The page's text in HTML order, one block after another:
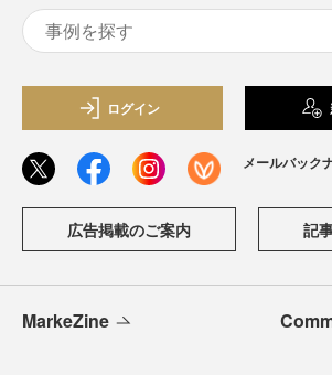
ログイン
メールバック
広告掲載のご案内 記
MarkeZine